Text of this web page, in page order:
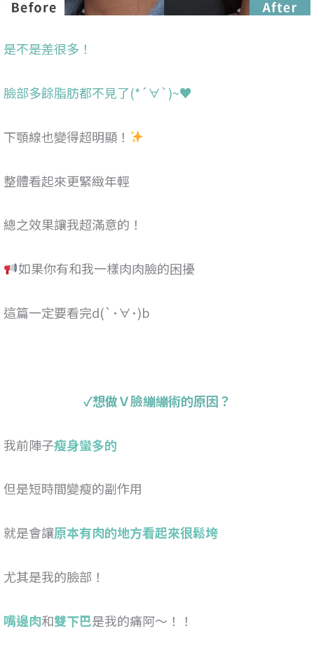
是不是差很多！
臉部多餘脂肪都不見了(*´∀`)~♥
下顎線也變得超明顯！
整體看起來更緊緻年輕
總之效果讓我超滿意的！
如果你有和我一樣肉肉臉的困擾
這篇一定要看完d(`･∀･)b
✓想做Ｖ臉繃繃術的原因？
我前陣子瘦身蠻多的
但是短時間變瘦的副作用
就是會讓原本有肉的地方看起來很鬆垮
尤其是我的臉部！
嘴邊肉和雙下巴是我的痛阿～！！